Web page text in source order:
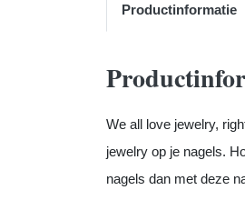
Productinformatie
We all love jewelry,
jewelry op je nagels.
nagels dan met deze